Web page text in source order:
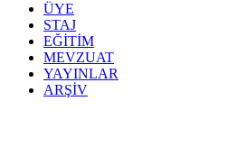
ÜYE
STAJ
EĞİTİM
MEVZUAT
YAYINLAR
ARŞİV